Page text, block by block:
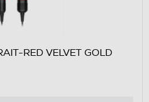
RED VELVET GOLD